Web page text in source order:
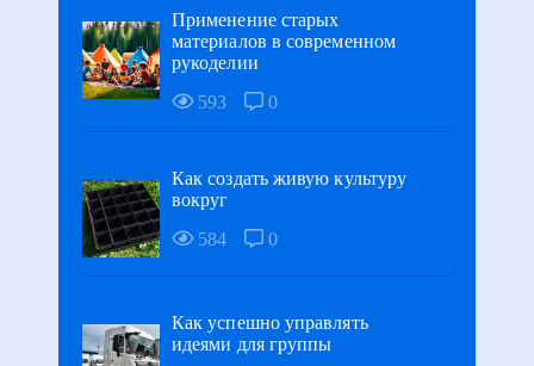
Применение старых
материалов в современном
рукоделии
593
0
Как создать живую культуру
вокруг
584
0
Как успешно управлять
идеями для группы